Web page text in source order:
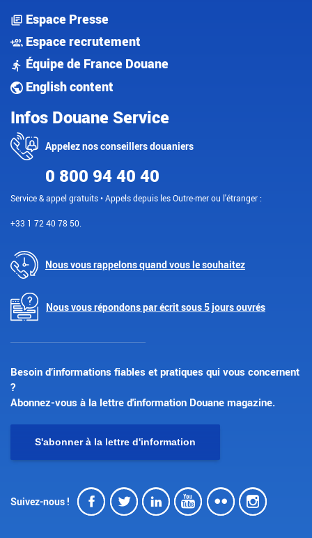
Espace Presse
Espace recrutement
Équipe de France Douane
English content
Infos Douane Service
Appelez nos conseillers douaniers
0 800 94 40 40
Service & appel gratuits • Appels depuis les Outre-mer ou l'étranger :
+33 1 72 40 78 50.
Nous vous rappelons quand vous le souhaitez
Nous vous répondons par écrit sous 5 jours ouvrés
Besoin d’informations fiables et pratiques qui vous concernent
?
Abonnez-vous à la lettre d'information Douane magazine.
S'abonner à la lettre d'information
Suivez-nous ! Facebook
Twitter
LinkedIn
Youtube
Flickr